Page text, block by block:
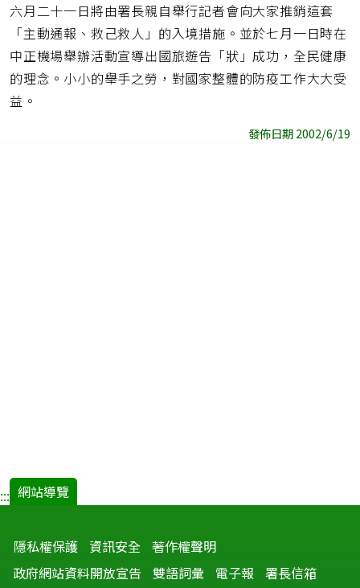
六月二十一日將由署長親自舉行記者會向大家推銷這套
「主動通報、救己救人」的入境措施。並於七月一日時在
中正機場舉辦活動宣導出國旅遊告「狀」成功，全民健康
的理念。小小的舉手之勞，對國家整體的防疫工作大大受
益。
發佈日期 2002/6/19
::: 網站導覽
隱私權保護 資訊安全 著作權聲明
政府網站資料開放宣告
雙語詞彙 電子報 署長信箱